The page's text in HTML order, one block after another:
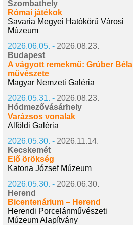
Szombathely
Római játékok
Savaria Megyei Hatókörű Városi
Múzeum
2026.06.05. - 2026.08.23.
Budapest
A vágyott remekmű: Grúber Béla
művészete
Magyar Nemzeti Galéria
2026.05.31. - 2026.08.23.
Hódmezővásárhely
Varázsos vonalak
Alföldi Galéria
2026.05.30. - 2026.11.14.
Kecskemét
Élő örökség
Katona József Múzeum
2026.05.30. - 2026.06.30.
Herend
Bicentenárium – Herend
Herendi Porcelánművészeti
Múzeum Alapítvány